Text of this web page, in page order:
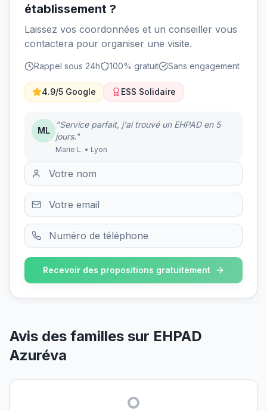
établissement ?
Laissez vos coordonnées et un conseiller vous
contactera pour organiser une visite.
Rappel sous 24h 100% gratuit Sans engagement
4.9/5 Google ESS Solidaire
ML
"Service parfait, j'ai trouvé un EHPAD en 5
jours."
Marie L. • Lyon
Recevoir des propositions gratuitement
Avis des familles sur EHPAD
Azuréva